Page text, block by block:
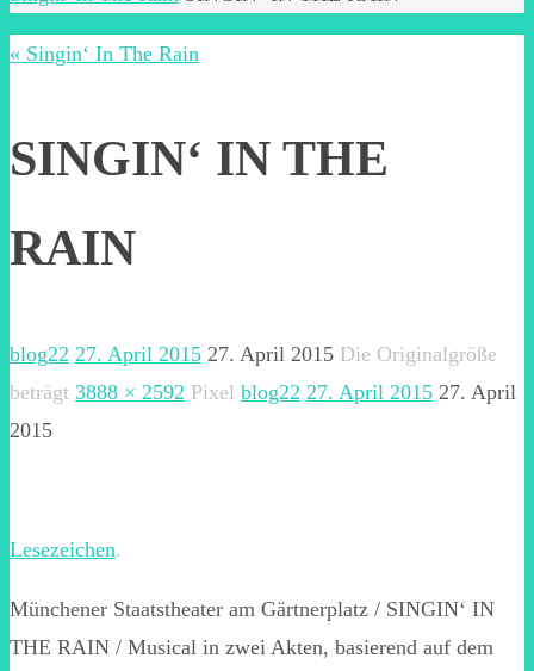
« Singin‘ In The Rain
SINGIN‘ IN THE
RAIN
blog22 27. April 2015 27. April 2015 Die Originalgröße
beträgt 3888 × 2592 Pixel blog22 27. April 2015 27. April
2015
Lesezeichen.
Münchener Staatstheater am Gärtnerplatz / SINGIN‘ IN
THE RAIN / Musical in zwei Akten, basierend auf dem